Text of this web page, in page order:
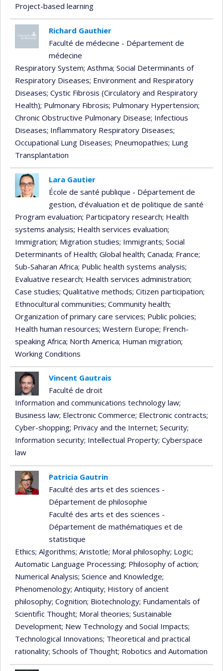
Project-based learning
Richard Gauthier
Faculté de médecine - Département de
médecine
Respiratory System; Asthma; Social Determinants of
Respiratory Diseases; Environment and Respiratory
Diseases; Cystic Fibrosis (Circulatory and Respiratory
Health); Pulmonary Fibrosis; Pulmonary Hypertension;
Chronic Obstructive Pulmonary Disease; Infectious
Diseases; Inflammatory Respiratory Diseases;
Occupational Lung Diseases; Pneumopathies; Lung
Transplantation
Lara Gautier
École de santé publique - Département de
gestion, d’évaluation et de politique de santé
Program evaluation; Participatory research; Health
systems analysis; Health services evaluation;
Immigration; Migration studies; Immigrants; Social
Determinants of Health; Global health; Canada; France;
Sub-Saharan Africa; Public health systems analysis;
Evaluative research; Health services administration;
Case studies; Qualitative methods; Citizen participation;
Ethnocultural communities; Community health;
Organization of primary care services; Public policies;
Health human resources; Western Europe; French-
speaking Africa; North America; Human migration;
Working Conditions
Vincent Gautrais
Faculté de droit
Information and communications technology law;
Business law; Electronic Commerce; Electronic contracts;
Cyber-shopping; Privacy and the Internet; Security;
Information security; Intellectual Property; Cyberspace
law
Patricia Gautrin
Faculté des arts et des sciences -
Département de philosophie
Faculté des arts et des sciences -
Département de mathématiques et de
statistique
Ethics; Algorithms; Aristotle; Moral philosophy; Logic;
Automatic Language Processing; Philosophy of action;
Numerical Analysis; Science and Knowledge;
Phenomenology; Antiquity; History of ancient
philosophy; Cognition; Biotechnology; Fundamentals of
Scientific Thought; Moral theories; Sustainable
Development; New Technology and Social Impacts;
Technological Innovations; Theoretical and practical
rationality; Schools of Thought; Robotics and Automation